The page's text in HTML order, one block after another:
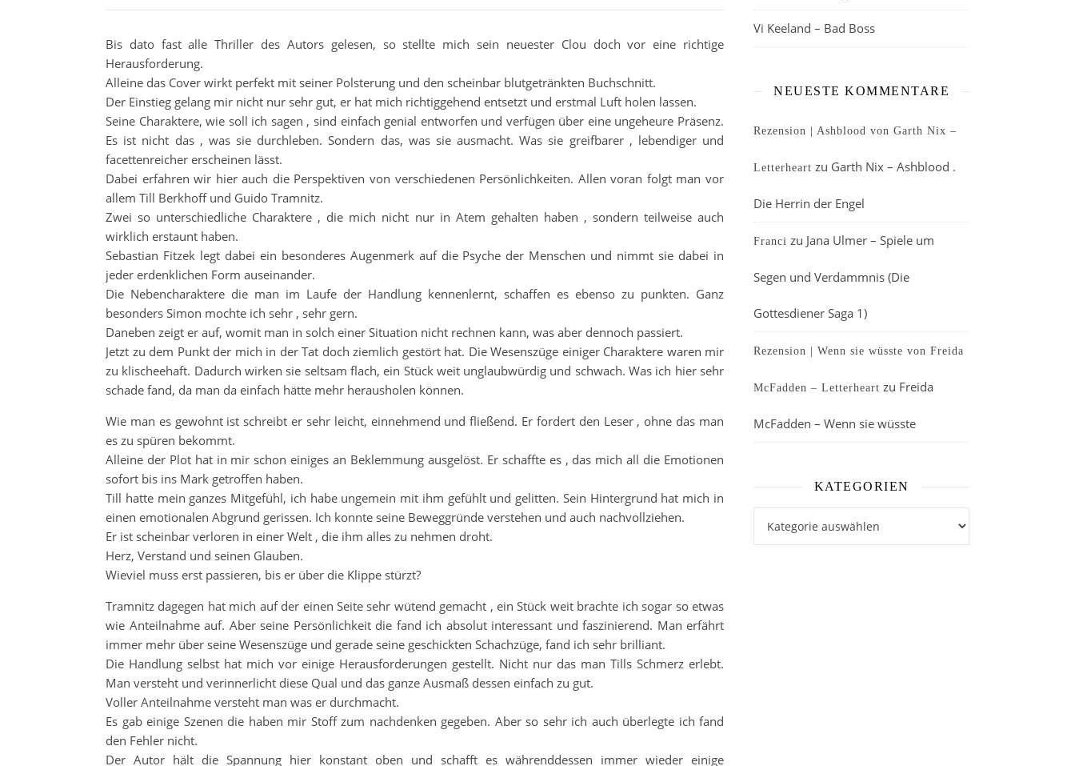
Bis dato fast alle Thriller des Autors gelesen, so stellte mich sein neuester Clou doch vor eine richtige
Herausforderung.
Alleine das Cover wirkt perfekt mit seiner Polsterung und den scheinbar blutgetränkten Buchschnitt.
Der Einstieg gelang mir nicht nur sehr gut, er hat mich richtiggehend entsetzt und erstmal Luft holen lassen.
Seine Charaktere, wie soll ich sagen , sind einfach genial entworfen und verfügen über eine ungeheure Präsenz.
Es ist nicht das , was sie durchleben. Sondern das, was sie ausmacht. Was sie greifbarer , lebendiger und
facettenreicher erscheinen lässt.
Dabei erfahren wir hier auch die Perspektiven von verschiedenen Persönlichkeiten. Allen voran folgt man vor
allem Till Berkhoff und Guido Tramnitz.
Zwei so unterschiedliche Charaktere , die mich nicht nur in Atem gehalten haben , sondern teilweise auch
wirklich erstaunt haben.
Sebastian Fitzek legt dabei ein besonderes Augenmerk auf die Psyche der Menschen und nimmt sie dabei in
jeder erdenklichen Form auseinander.
Die Nebencharaktere die man im Laufe der Handlung kennenlernt, schaffen es ebenso zu punkten. Ganz
besonders Simon mochte ich sehr , sehr gern.
Daneben zeigt er auf, womit man in solch einer Situation nicht rechnen kann, was aber dennoch passiert.
Jetzt zu dem Punkt der mich in der Tat doch ziemlich gestört hat. Die Wesenszüge einiger Charaktere waren mir
zu klischeehaft. Dadurch wirken sie seltsam flach, ein Stück weit unglaubwürdig und schwach. Was ich hier sehr
schade fand, da man da einfach hätte mehr herausholen können.
Wie man es gewohnt ist schreibt er sehr leicht, einnehmend und fließend. Er fordert den Leser , ohne das man
es zu spüren bekommt.
Alleine der Plot hat in mir schon einiges an Beklemmung ausgelöst. Er schaffte es , das mich all die Emotionen
sofort bis ins Mark getroffen haben.
Till hatte mein ganzes Mitgefühl, ich habe ungemein mit ihm gefühlt und gelitten. Sein Hintergrund hat mich in
einen emotionalen Abgrund gerissen. Ich konnte seine Beweggründe verstehen und auch nachvollziehen.
Er ist scheinbar verloren in einer Welt , die ihm alles zu nehmen droht.
Herz, Verstand und seinen Glauben.
Wieviel muss erst passieren, bis er über die Klippe stürzt?
Tramnitz dagegen hat mich auf der einen Seite sehr wütend gemacht , ein Stück weit brachte ich sogar so etwas
wie Anteilnahme auf. Aber seine Persönlichkeit die fand ich absolut interessant und faszinierend. Man erfährt
immer mehr über seine Wesenszüge und gerade seine geschickten Schachzüge, fand ich sehr brilliant.
Die Handlung selbst hat mich vor einige Herausforderungen gestellt. Nicht nur das man Tills Schmerz erlebt.
Man versteht und verinnerlicht diese Qual und das ganze Ausmaß dessen einfach zu gut.
Voller Anteilnahme versteht man was er durchmacht.
Es gab einige Szenen die haben mir Stoff zum nachdenken gegeben. Aber so sehr ich auch überlegte ich fand
den Fehler nicht.
Der Autor hält die Spannung hier konstant oben und schafft es währenddessen immer wieder einige
Vi Keeland – Bad Boss
NEUESTE KOMMENTARE
Rezension | Ashblood von Garth Nix –
Letterheart zu Garth Nix – Ashblood .
Die Herrin der Engel
Franci zu Jana Ulmer – Spiele um
Segen und Verdammnis (Die
Gottesdiener Saga 1)
Rezension | Wenn sie wüsste von Freida
McFadden – Letterheart zu Freida
McFadden – Wenn sie wüsste
KATEGORIEN